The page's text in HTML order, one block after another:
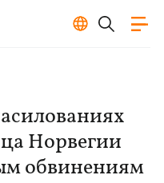
Норвегии
обвинениям